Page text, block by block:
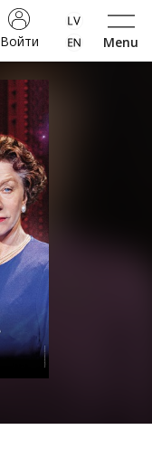
Menu
Войти